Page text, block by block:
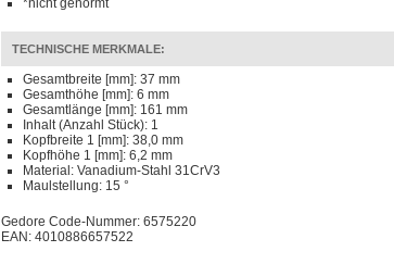
*nicht genormt
TECHNISCHE MERKMALE:
Gesamtbreite [mm]: 37 mm
Gesamthöhe [mm]: 6 mm
Gesamtlänge [mm]: 161 mm
Inhalt (Anzahl Stück): 1
Kopfbreite 1 [mm]: 38,0 mm
Kopfhöhe 1 [mm]: 6,2 mm
Material: Vanadium-Stahl 31CrV3
Maulstellung: 15 °
Gedore Code-Nummer: 6575220
EAN: 4010886657522